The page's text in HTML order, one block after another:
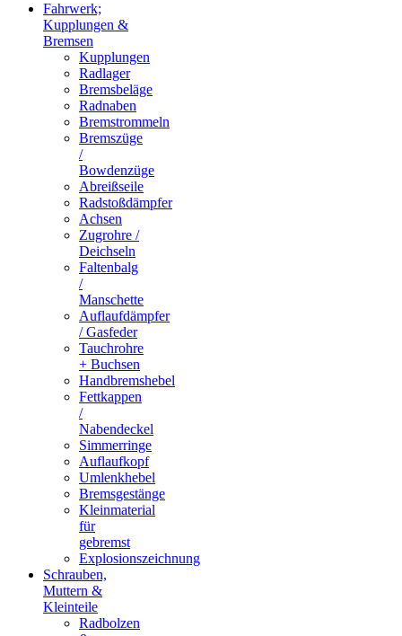
Fahrwerk;
Kupplungen &
Bremsen
Kupplungen
Radlager
Bremsbeläge
Radnaben
Bremstrommeln
Bremszüge
/
Bowdenzüge
Abreißseile
Radstoßdämpfer
Achsen
Zugrohre /
Deichseln
Faltenbalg
/
Manschette
Auflaufdämpfer
/ Gasfeder
Tauchrohre
+ Buchsen
Handbremshebel
Fettkappen
/
Nabendeckel
Simmerringe
Auflaufkopf
Umlenkhebel
Bremsgestänge
Kleinmaterial
für
gebremst
Explosionszeichnung
Schrauben,
Muttern &
Kleinteile
Radbolzen